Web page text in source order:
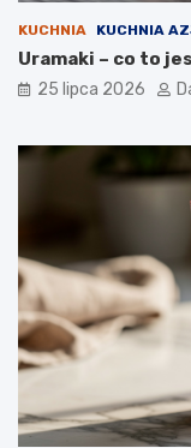
KUCHNIA KUCHNIA
Uramaki – co to
25 lipca 2026